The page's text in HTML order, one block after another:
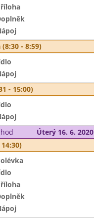
- 8:59)
- 15:00)
Úterý 16. 6. 2020